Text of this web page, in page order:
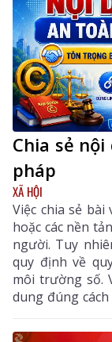
Chia sẻ
pháp
XÃ HỘI
Việc chia sẻ
hoặc các nền
người. Tuy
quy định về
môi trường số.
dung đúng
tuệ của tác giả,
vi phạm pháp